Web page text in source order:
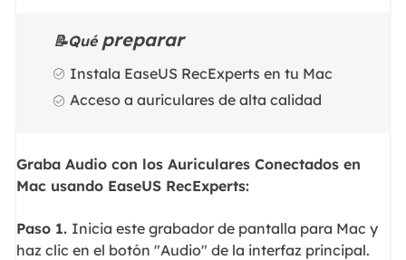
📝Qué preparar
Instala EaseUS RecExperts en tu Mac
Acceso a auriculares de alta calidad
Graba Audio con los Auriculares Conectados en
Mac usando EaseUS RecExperts:
Paso 1. Inicia este grabador de pantalla para Mac y
haz clic en el botón "Audio" de la interfaz principal.